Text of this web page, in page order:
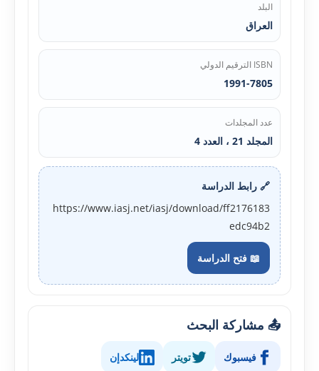
البلد
العراق
ISBN الترقيم الدولي
1991-7805
عدد المجلدات
المجلد 21 ، العدد 4
🔗 رابط الدراسة
https://www.iasj.net/iasj/download/ff2176183
edc94b2
📖 فتح الدراسة
📤 مشاركة البحث
فيسبوك تويتر لينكدإن